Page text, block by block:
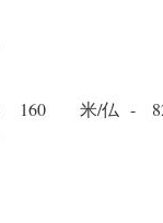
160 米/仏 -